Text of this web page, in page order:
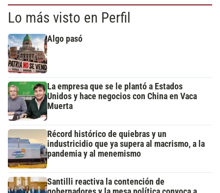
Lo más visto en Perfil
Algo pasó
La empresa que se le plantó a Estados
Unidos y hace negocios con China en Vaca
Muerta
Récord histórico de quiebras y un
industricidio que ya supera al macrismo, a la
pandemia y al menemismo
Santilli reactiva la contención de